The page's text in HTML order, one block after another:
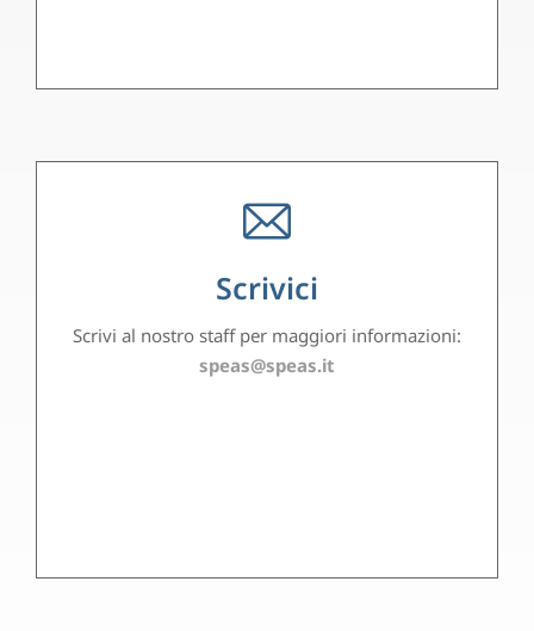
Scrivici
Scrivi al nostro staff per maggiori informazioni:
speas@speas.it